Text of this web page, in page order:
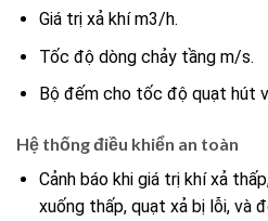
Giá trị xả khí m3/h.
Tốc độ dòng chảy tầng m/s.
Bộ đếm cho tốc độ quạt hút
Hệ thống điều khiển an toàn
Cảnh báo khi giá trị khí xả
xuống thấp, quạt xả bị lỗi, và